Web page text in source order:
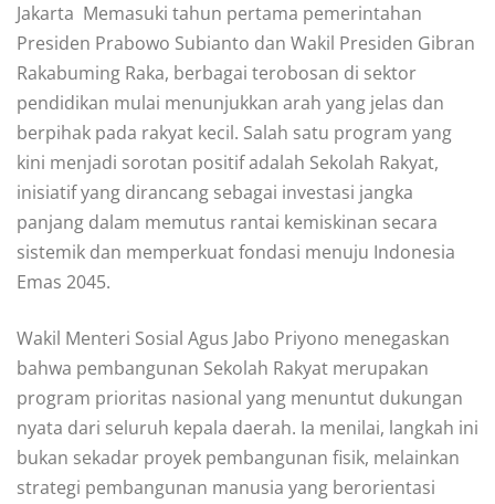
Jakarta  Memasuki tahun pertama pemerintahan
Presiden Prabowo Subianto dan Wakil Presiden Gibran
Rakabuming Raka, berbagai terobosan di sektor
pendidikan mulai menunjukkan arah yang jelas dan
berpihak pada rakyat kecil. Salah satu program yang
kini menjadi sorotan positif adalah Sekolah Rakyat,
inisiatif yang dirancang sebagai investasi jangka
panjang dalam memutus rantai kemiskinan secara
sistemik dan memperkuat fondasi menuju Indonesia
Emas 2045.
Wakil Menteri Sosial Agus Jabo Priyono menegaskan
bahwa pembangunan Sekolah Rakyat merupakan
program prioritas nasional yang menuntut dukungan
nyata dari seluruh kepala daerah. Ia menilai, langkah ini
bukan sekadar proyek pembangunan fisik, melainkan
strategi pembangunan manusia yang berorientasi